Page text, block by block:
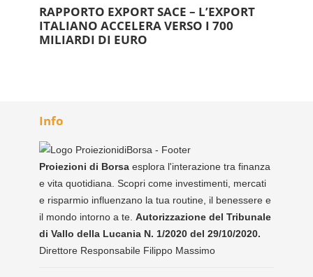
RAPPORTO EXPORT SACE – L’EXPORT
ITALIANO ACCELERA VERSO I 700
MILIARDI DI EURO
Info
Proiezioni di Borsa esplora l'interazione tra finanza
e vita quotidiana. Scopri come investimenti, mercati
e risparmio influenzano la tua routine, il benessere e
il mondo intorno a te. Autorizzazione del Tribunale
di Vallo della Lucania N. 1/2020 del 29/10/2020.
Direttore Responsabile Filippo Massimo